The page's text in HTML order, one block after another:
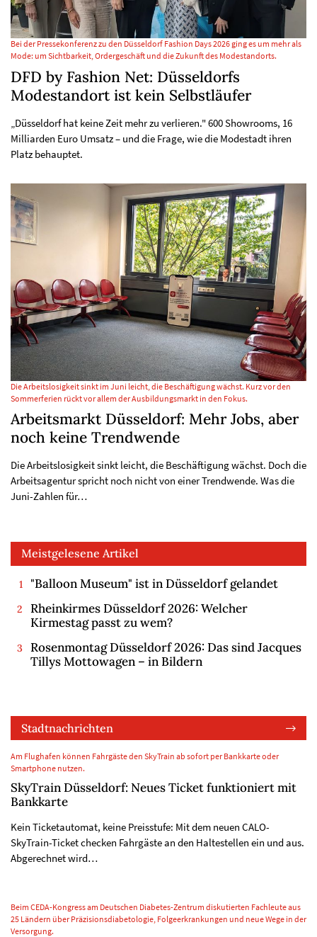
Bei der Pressekonferenz zu den Düsseldorf Fashion Days 2026 ging es um mehr als
Mode: um Sichtbarkeit, Ordergeschäft und die Zukunft des Modestandorts.
DFD by Fashion Net: Düsseldorfs
Modestandort ist kein Selbstläufer
„Düsseldorf hat keine Zeit mehr zu verlieren." 600 Showrooms, 16
Milliarden Euro Umsatz – und die Frage, wie die Modestadt ihren
Platz behauptet.
Die Arbeitslosigkeit sinkt im Juni leicht, die Beschäftigung wächst. Kurz vor den
Sommerferien rückt vor allem der Ausbildungsmarkt in den Fokus.
Arbeitsmarkt Düsseldorf: Mehr Jobs, aber
noch keine Trendwende
Die Arbeitslosigkeit sinkt leicht, die Beschäftigung wächst. Doch die
Arbeitsagentur spricht noch nicht von einer Trendwende. Was die
Juni-Zahlen für…
Meistgelesene Artikel
"Balloon Museum" ist in Düsseldorf gelandet
Rheinkirmes Düsseldorf 2026: Welcher
Kirmestag passt zu wem?
Rosenmontag Düsseldorf 2026: Das sind Jacques
Tillys Mottowagen – in Bildern
Stadtnachrichten
Am Flughafen können Fahrgäste den SkyTrain ab sofort per Bankkarte oder
Smartphone nutzen.
SkyTrain Düsseldorf: Neues Ticket funktioniert mit
Bankkarte
Kein Ticketautomat, keine Preisstufe: Mit dem neuen CALO-
SkyTrain-Ticket checken Fahrgäste an den Haltestellen ein und aus.
Abgerechnet wird…
Beim CEDA-Kongress am Deutschen Diabetes-Zentrum diskutierten Fachleute aus
25 Ländern über Präzisionsdiabetologie, Folgeerkrankungen und neue Wege in der
Versorgung.